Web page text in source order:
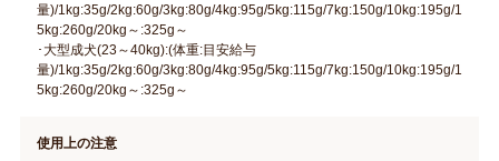
量)/1kg:35g/2kg:60g/3kg:80g/4kg:95g/5kg:115g/7kg:150g/10kg:195g/1
5kg:260g/20kg～:325g～
･大型成犬(23～40kg):(体重:目安給与
量)/1kg:35g/2kg:60g/3kg:80g/4kg:95g/5kg:115g/7kg:150g/10kg:195g/1
5kg:260g/20kg～:325g～
使用上の注意